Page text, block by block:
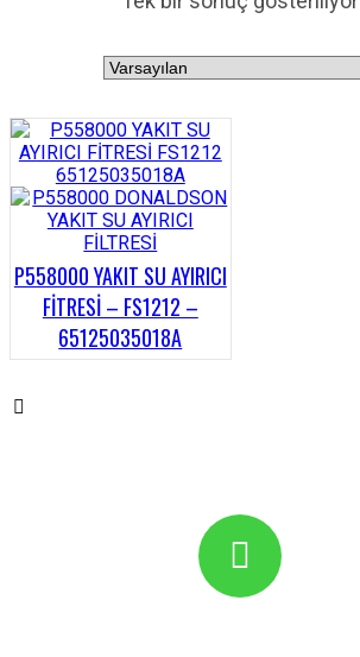
P558000 YAKIT SU AYIRICI
FİTRESİ – FS1212 –
65125035018A